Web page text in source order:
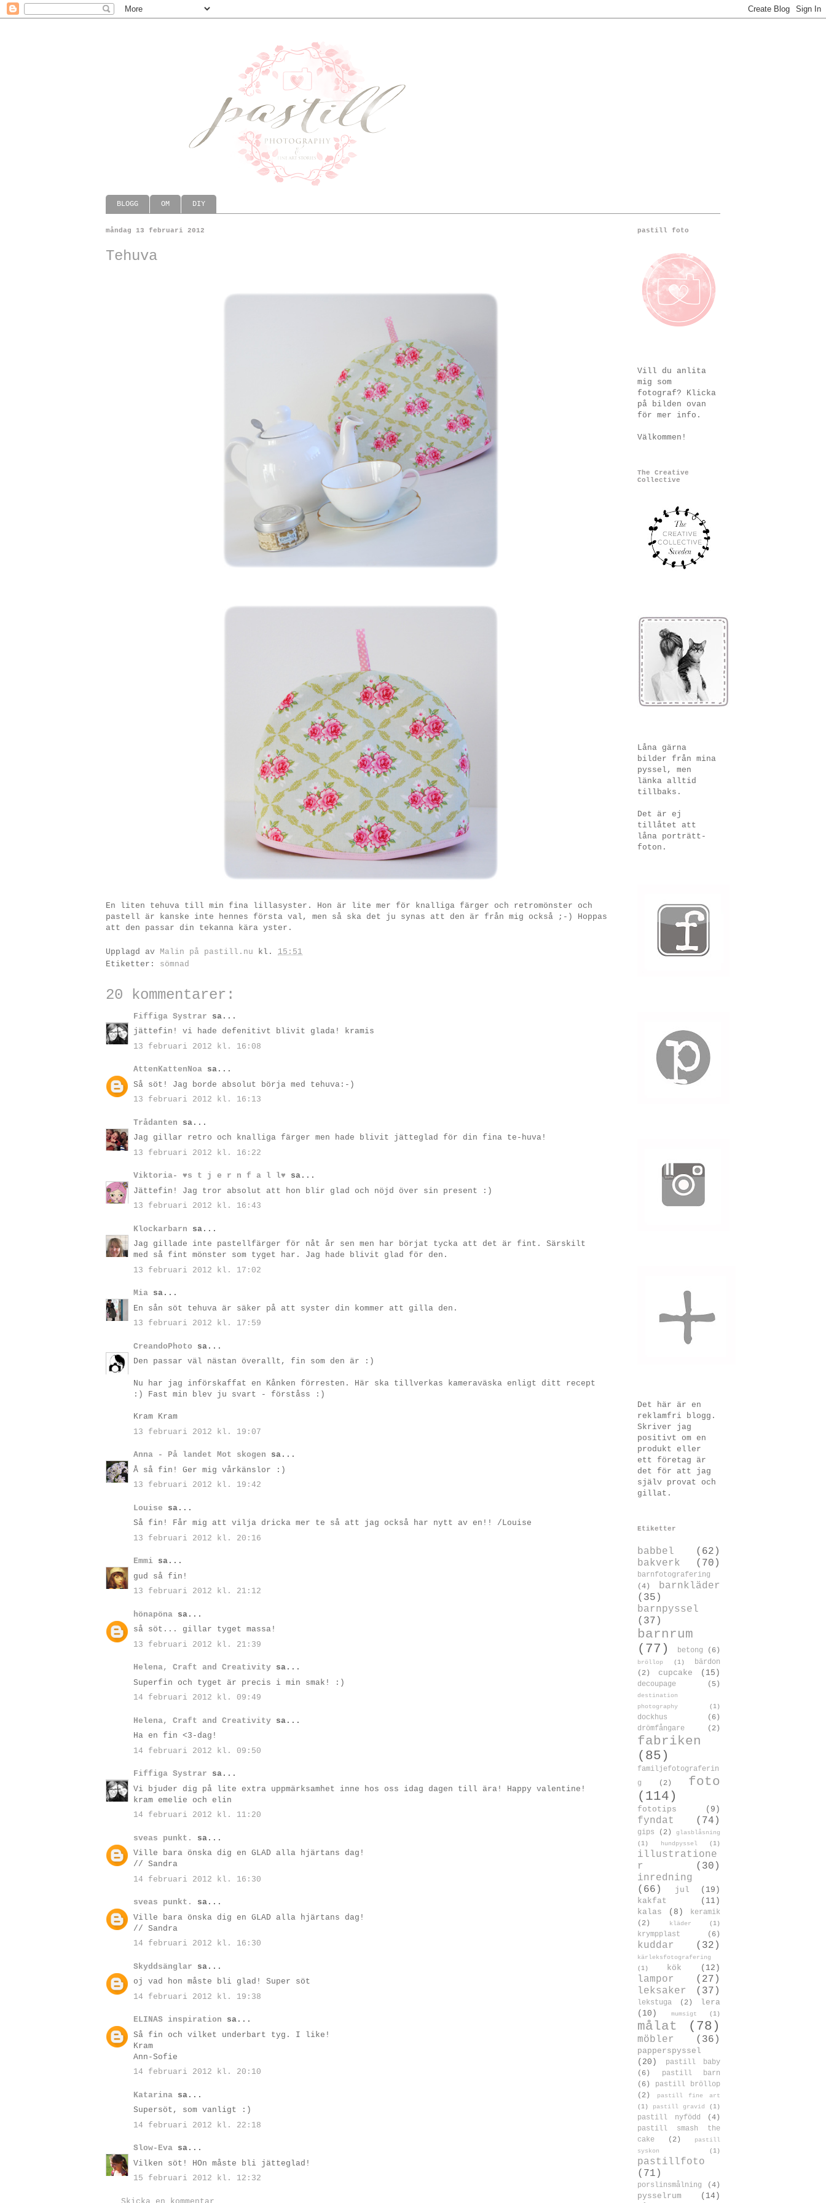
BLOGG OM DIY
måndag 13 februari 2012
Tehuva
En liten tehuva till min fina lillasyster. Hon är lite mer för knalliga färger och retromönster och
pastell är kanske inte hennes första val, men så ska det ju synas att den är från mig också ;-) Hoppas
att den passar din tekanna kära yster.
Upplagd av Malin på pastill.nu kl. 15:51
Etiketter: sömnad
20 kommentarer:
Fiffiga Systrar sa...
jättefin! vi hade defenitivt blivit glada! kramis
13 februari 2012 kl. 16:08
AttenKattenNoa sa...
Så söt! Jag borde absolut börja med tehuva:-)
13 februari 2012 kl. 16:13
Trådanten sa...
Jag gillar retro och knalliga färger men hade blivit jätteglad för din fina te-huva!
13 februari 2012 kl. 16:22
Viktoria- ♥s t j e r n f a l l♥ sa...
Jättefin! Jag tror absolut att hon blir glad och nöjd över sin present :)
13 februari 2012 kl. 16:43
Klockarbarn sa...
Jag gillade inte pastellfärger för nåt år sen men har börjat tycka att det är fint. Särskilt
med så fint mönster som tyget har. Jag hade blivit glad för den.
13 februari 2012 kl. 17:02
Mia sa...
En sån söt tehuva är säker på att syster din kommer att gilla den.
13 februari 2012 kl. 17:59
CreandoPhoto sa...
Den passar väl nästan överallt, fin som den är :)
Nu har jag införskaffat en Kånken förresten. Här ska tillverkas kameraväska enligt ditt recept
:) Fast min blev ju svart - förståss :)
Kram Kram
13 februari 2012 kl. 19:07
Anna - På landet Mot skogen sa...
Å så fin! Ger mig vårkänslor :)
13 februari 2012 kl. 19:42
Louise sa...
Så fin! Får mig att vilja dricka mer te så att jag också har nytt av en!! /Louise
13 februari 2012 kl. 20:16
Emmi sa...
gud så fin!
13 februari 2012 kl. 21:12
hönapöna sa...
så söt... gillar tyget massa!
13 februari 2012 kl. 21:39
Helena, Craft and Creativity sa...
Superfin och tyget är precis i min smak! :)
14 februari 2012 kl. 09:49
Helena, Craft and Creativity sa...
Ha en fin <3-dag!
14 februari 2012 kl. 09:50
Fiffiga Systrar sa...
Vi bjuder dig på lite extra uppmärksamhet inne hos oss idag dagen till ära! Happy valentine!
kram emelie och elin
14 februari 2012 kl. 11:20
sveas punkt.
sa...
Ville bara önska dig en GLAD alla hjärtans dag!
// Sandra
14 februari 2012 kl. 16:30
sveas punkt.
sa...
Ville bara önska dig en GLAD alla hjärtans dag!
// Sandra
14 februari 2012 kl. 16:30
Skyddsänglar sa...
oj vad hon måste bli glad! Super söt
14 februari 2012 kl. 19:38
ELINAS inspiration sa...
Så fin och vilket underbart tyg. I like!
Kram
Ann-Sofie
14 februari 2012 kl. 20:10
Katarina sa...
Supersöt, som vanligt :)
14 februari 2012 kl. 22:18
Slow-Eva sa...
Vilken söt! HOn måste bli jätteglad!
15 februari 2012 kl. 12:32
pastill foto
Vill du anlita
mig som
fotograf? Klicka
på bilden ovan
för mer info.
Välkommen!
The Creative
Collective
Låna gärna
bilder från mina
pyssel, men
länka alltid
tillbaks.
Det är ej
tillåtet att
låna porträtt-
foton.
Det här är en
reklamfri blogg.
Skriver jag
positivt om en
produkt eller
ett företag är
det för att jag
själv provat och
gillat.
Etiketter
babbel
(62)
bakverk
(70)
barnfotografering
(4)
barnkläder
(35)
barnpyssel
(37)
barnrum
(77)
betong (6)
bröllop (1)
bärdon
(2)
cupcake (15)
decoupage (5)
destination
photography
(1)
dockhus
(6)
drömfångare
(2)
fabriken
(85)
familjefotograferin
g
(2)
foto
(114)
fototips (9)
fyndat (74)
gips (2)
glasblåsning
(1)
hundpyssel (1)
illustratione
r
(30)
inredning
(66)
jul
(19)
kakfat
(11)
kalas
(8)
keramik
(2)
kläder (1)
krympplast (6)
kuddar (32)
kärleksfotografering
(1)
kök (12)
lampor
(27)
leksaker
(37)
lekstuga (2)
lera
(10)
mumsigt (1)
målat (78)
möbler (36)
papperspyssel
(20)
pastill baby
(6)
pastill barn
(6)
pastill bröllop
(2)
pastill fine art
(1)
pastill gravid (1)
pastill nyfödd
(4)
pastill smash the
cake
(2)
pastill
syskon
(1)
pastillfoto
(71)
porslinsmålning (4)
pysselrum
(14)